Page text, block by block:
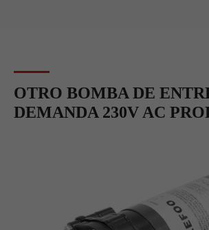
OTRO BOMBA DE
DEMANDA 230V AC